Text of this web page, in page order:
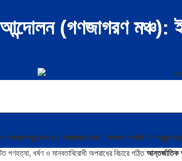
(গণজাগরণ মঞ্চ):
শাহবাগ আন্দোলন(যা ‘গণজাগরণ মঞ্চ’, ‘শাহবাগ গণদাবি’ বা ‘প্রজন্ম
ধর্ষণ ও মানবতাবিরোধী অপরাধের বিচারে গঠিত